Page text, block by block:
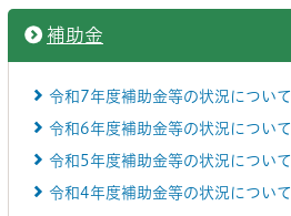
補助金
令和7年度補助金等の状況について
令和6年度補助金等の状況について
令和5年度補助金等の状況について
令和4年度補助金等の状況について